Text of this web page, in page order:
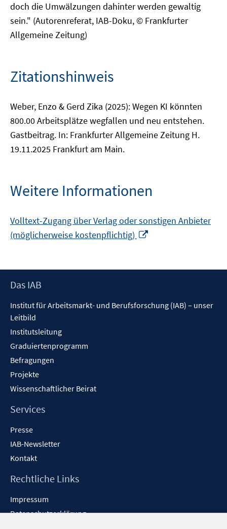
doch die Umwälzungen dahinter werden gewaltig
sein." (Autorenreferat, IAB-Doku, © Frankfurter
Allgemeine Zeitung)
Zitationshinweis
Weber, Enzo & Gerd Zika (2025): Wegen KI könnten
800.00 Arbeitsplätze wegfallen und neu entstehen.
Gastbeitrag. In: Frankfurter Allgemeine Zeitung H.
19.11.2025 Frankfurt am Main.
Weitere Informationen
Volltext-Zugang über Verlag oder sonstigen Anbieter
(möglicherweise kostenpflichtig)
öffnen
Footer
Das IAB
Institut für Arbeitsmarkt- und Berufsforschung (IAB) – unser
Leitbild
Institutsleitung
Graduiertenprogramm
Befragungen
Projekte
Wissenschaftlicher Beirat
Services
Presse
IAB-Newsletter
Kontakt
Rechtliche Links
Impressum
Datenschutzerklärung